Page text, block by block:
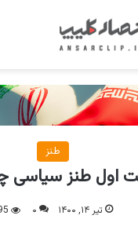
طنز
اول طنز
تیر ۱۴, ۱۴۰۰ ۰